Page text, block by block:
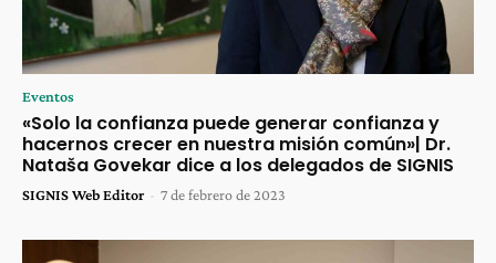
Eventos
«Solo la confianza puede generar confianza y
hacernos crecer en nuestra misión común»| Dr.
Nataša Govekar dice a los delegados de SIGNIS
SIGNIS Web Editor - 7 de febrero de 2023